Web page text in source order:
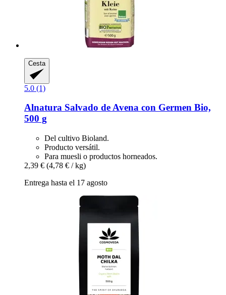
Cesta
5.0 (1)
Alnatura Salvado de Avena con Germen Bio,
500 g
Del cultivo Bioland.
Producto versátil.
Para muesli o productos horneados.
2,39 € (4,78 € / kg)
Entrega hasta el 17 agosto